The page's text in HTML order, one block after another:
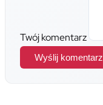
Twój komentarz
Wyślij komentarz